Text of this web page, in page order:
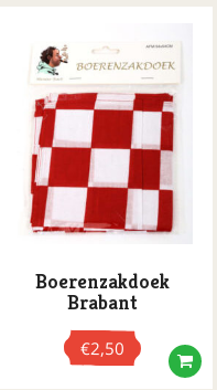
Boerenzakdoek
Brabant
€2,50